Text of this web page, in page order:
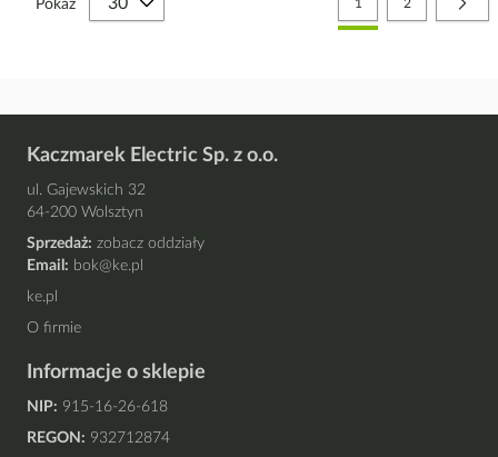
Aktualnie czytasz stronę
1 Strona
2
Pokaż
Kaczmarek Electric Sp. z o.o.
ul. Gajewskich 32
64-200 Wolsztyn
Sprzedaż: zobacz oddziały
Email: bok@ke.pl
ke.pl
O firmie
Informacje o sklepie
NIP: 915-16-26-618
REGON: 932712874